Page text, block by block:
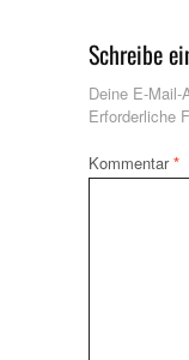
Schreibe
Deine E-
Erforderliche
Kommentar*